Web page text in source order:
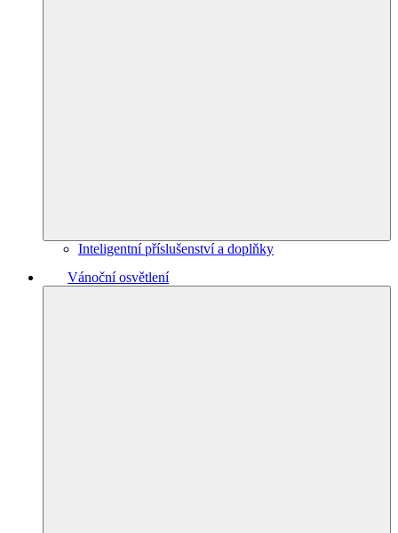
Inteligentní příslušenství a doplňky
Vánoční osvětlení